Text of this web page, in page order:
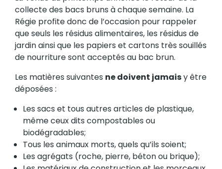
collecte des bacs bruns à chaque semaine. La
Régie profite donc de l’occasion pour rappeler
que seuls les résidus alimentaires, les résidus de
jardin ainsi que les papiers et cartons très souillés
de nourriture sont acceptés au bac brun.
Les matières suivantes ne doivent jamaisy être
déposées :
Les sacs et tous autres articles de plastique,
même ceux dits compostables ou
biodégradables;
Tous les animaux morts, quels qu’ils soient;
Les agrégats (roche, pierre, béton ou brique);